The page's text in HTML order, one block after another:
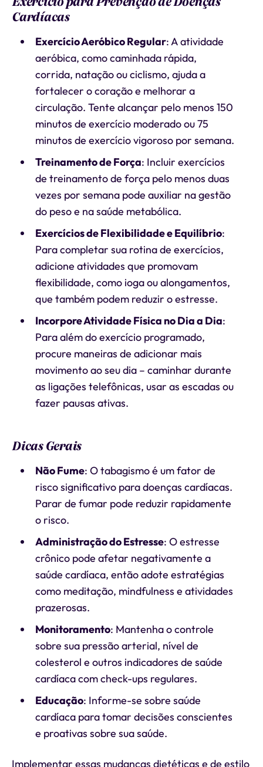
Cardíacas
Exercício Aeróbico Regular: A atividade
aeróbica, como caminhada rápida,
corrida, natação ou ciclismo, ajuda a
fortalecer o coração e melhorar a
circulação. Tente alcançar pelo menos 150
minutos de exercício moderado ou 75
minutos de exercício vigoroso por semana.
Treinamento de Força: Incluir exercícios
de treinamento de força pelo menos duas
vezes por semana pode auxiliar na gestão
do peso e na saúde metabólica.
Exercícios de Flexibilidade e Equilíbrio:
Para completar sua rotina de exercícios,
adicione atividades que promovam
flexibilidade, como ioga ou alongamentos,
que também podem reduzir o estresse.
Incorpore Atividade Física no Dia a Dia:
Para além do exercício programado,
procure maneiras de adicionar mais
movimento ao seu dia – caminhar durante
as ligações telefônicas, usar as escadas ou
fazer pausas ativas.
Dicas Gerais
Não Fume: O tabagismo é um fator de
risco significativo para doenças cardíacas.
Parar de fumar pode reduzir rapidamente
o risco.
Administração do Estresse: O estresse
crônico pode afetar negativamente a
saúde cardíaca, então adote estratégias
como meditação, mindfulness e atividades
prazerosas.
Monitoramento: Mantenha o controle
sobre sua pressão arterial, nível de
colesterol e outros indicadores de saúde
cardíaca com check-ups regulares.
Educação: Informe-se sobre saúde
cardíaca para tomar decisões conscientes
e proativas sobre sua saúde.
Implementar essas mudanças dietéticas e de estilo